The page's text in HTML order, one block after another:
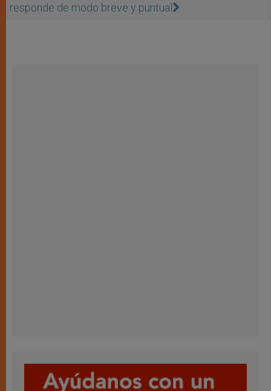
responde de modo breve y puntual